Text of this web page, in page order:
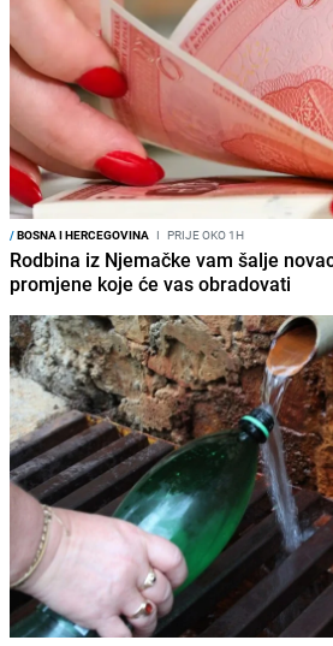
/BOSNA I HERCEGOVINA I PRIJE OKO 1H
Rodbina iz Njemačke vam šalje
promjene koje će vas obradovati